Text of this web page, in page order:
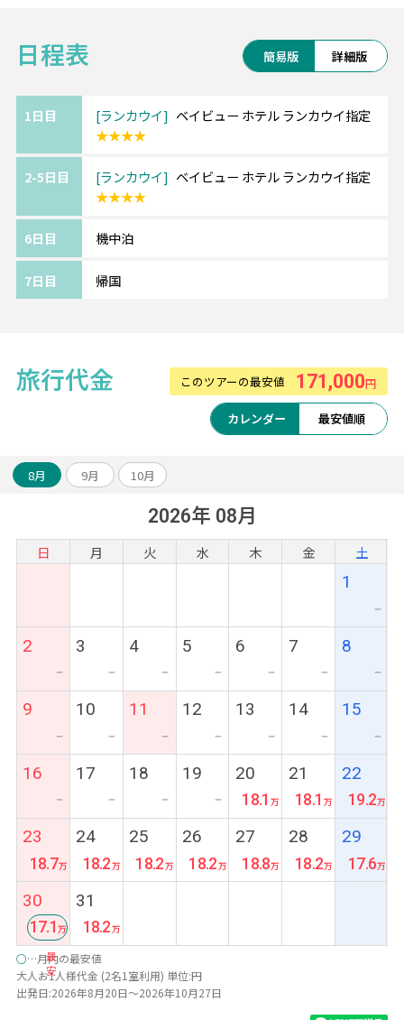
◆◇穴場リゾート ランカウイ◇◆
アンダマン海に浮かぶ数々の伝説と太古の森
世界中から多くの観光客が訪れる隠れ家リゾ
ートで非日常を過ごしませんか♪
《ランカウイ/ベイビュー ホテル ランカウ
クアタウンに位置する4ッ星ホテル。
日程表 簡易版 詳細版
1日目 ランカウイ
ベイビュー ホテル ランカウイ指定
★★★★
2-5日目 ランカウイ
ベイビュー ホテル ランカウイ指定
★★★★
6日目 機中泊
7日目 帰国
旅行代金 このツアーの最安値 171,000円
カレンダー 最安値順
8月 9月 10月
2026年 08月
日 月 火 水 木 金 土
1
ー
2
ー
3
ー
4
ー
5
ー
6
ー
7
ー
8
ー
9
ー
10
ー
11
ー
12
ー
13
ー
14
ー
15
ー
16
ー
17
ー
18
ー
19
ー
20
18.1
21
18.1
22
19.2
23
18.7
24
18.2
25
18.2
26
18.2
27
18.8
28
18.2
29
17.6
30
最
安
17.1
31
18.2
○…月内の最安値
大人お1人様代金 (2名1室利用) 単位:円
出発日:2026年8月20日～2026年10月27日